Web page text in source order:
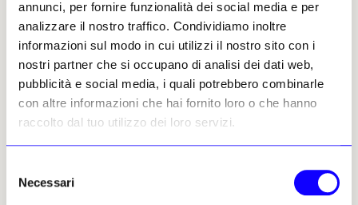
annunci, per fornire funzionalità dei social media e per
analizzare il nostro traffico. Condividiamo inoltre
informazioni sul modo in cui utilizzi il nostro sito con i
nostri partner che si occupano di analisi dei dati web,
pubblicità e social media, i quali potrebbero combinarle
con altre informazioni che hai fornito loro o che hanno
raccolto dal tuo utilizzo dei loro servizi.
delNecessari
Altri articoli dell'autore